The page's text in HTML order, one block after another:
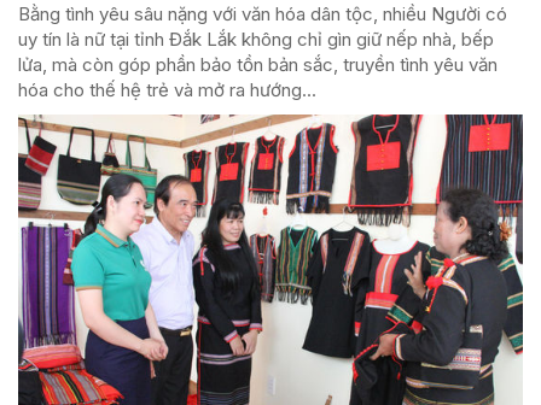
Bằng tình yêu sâu nặng với văn hóa dân tộc, nhiều Người có
uy tín là nữ tại tỉnh Đắk Lắk không chỉ gìn giữ nếp nhà, bếp
lửa, mà còn góp phần bảo tồn bản sắc, truyền tình yêu văn
hóa cho thế hệ trẻ và mở ra hướng...